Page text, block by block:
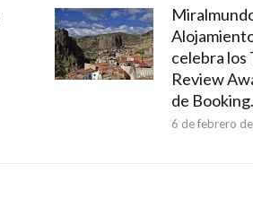
celebra los
Review
de
6 de febrero